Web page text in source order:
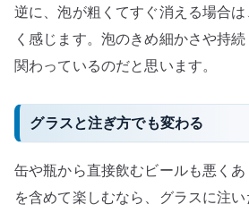
逆に、泡が粗くてすぐ消える場合
く感じます。泡のきめ細かさや持
関わっているのだと思います。
グラスと注ぎ方でも変わる
缶や瓶から直接飲むビールも悪く
を含めて楽しむなら、グラスに注